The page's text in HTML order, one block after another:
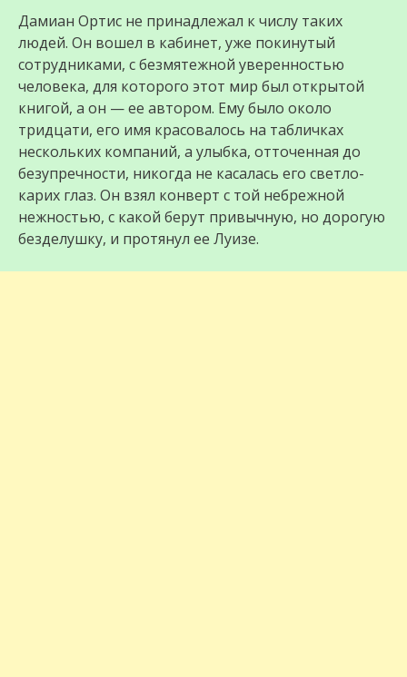
Дамиан Ортис не принадлежал к числу таких
людей. Он вошел в кабинет, уже покинутый
сотрудниками, с безмятежной уверенностью
человека, для которого этот мир был открытой
книгой, а он — ее автором. Ему было около
тридцати, его имя красовалось на табличках
нескольких компаний, а улыбка, отточенная до
безупречности, никогда не касалась его светло-
карих глаз. Он взял конверт с той небрежной
нежностью, с какой берут привычную, но дорогую
безделушку, и протянул ее Луизе.